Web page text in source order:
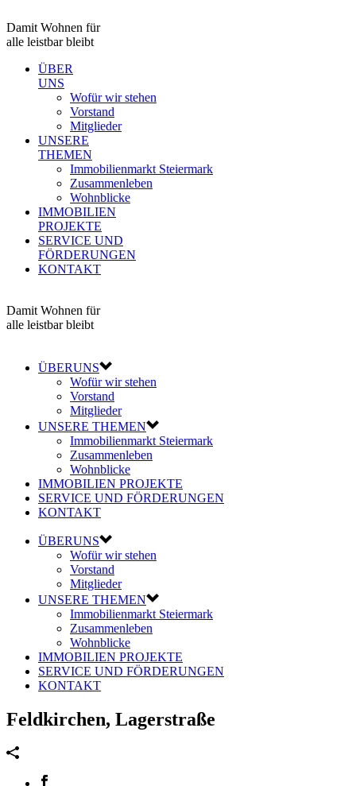
Damit Wohnen für
alle leistbar bleibt
ÜBER
UNS
Wofür wir stehen
Vorstand
Mitglieder
UNSERE
THEMEN
Immobilienmarkt Steiermark
Zusammenleben
Wohnblicke
IMMOBILIEN
PROJEKTE
SERVICE UND
FÖRDERUNGEN
KONTAKT
Damit Wohnen für
alle leistbar bleibt
ÜBERUNS
Wofür wir stehen
Vorstand
Mitglieder
UNSERE THEMEN
Immobilienmarkt Steiermark
Zusammenleben
Wohnblicke
IMMOBILIEN PROJEKTE
SERVICE UND FÖRDERUNGEN
KONTAKT
ÜBERUNS
Wofür wir stehen
Vorstand
Mitglieder
UNSERE THEMEN
Immobilienmarkt Steiermark
Zusammenleben
Wohnblicke
IMMOBILIEN PROJEKTE
SERVICE UND FÖRDERUNGEN
KONTAKT
Feldkirchen, Lagerstraße